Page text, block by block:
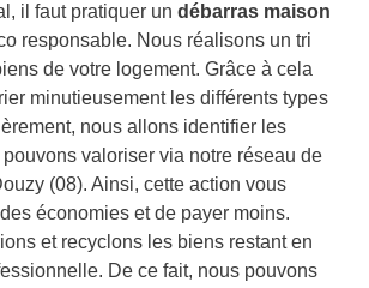
il faut pratiquer un débarras maison
responsable. Nous réalisons un tri
de votre logement. Grâce à cela
minutieusement les différents types
nous allons identifier les
valoriser via notre réseau de
(08). Ainsi, cette action vous
économies et de payer moins.
et recyclons les biens restant en
De ce fait, nous pouvons